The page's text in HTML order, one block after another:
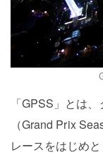
「GPSS」とは
（Grand Prix
レースをはじめ